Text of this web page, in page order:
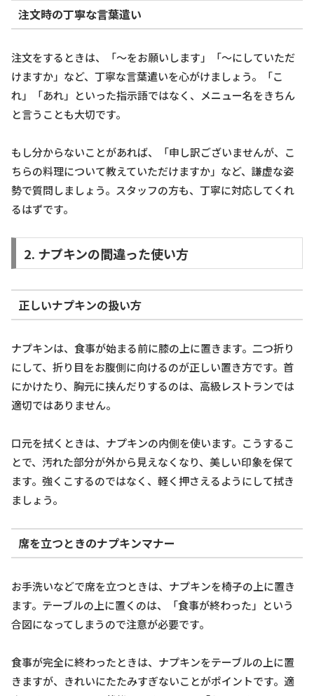
注文時の丁寧な言葉遣い
注文をするときは、「〜をお願いします」「〜にしていただ
けますか」など、丁寧な言葉遣いを心がけましょう。「こ
れ」「あれ」といった指示語ではなく、メニュー名をきちん
と言うことも大切です。
もし分からないことがあれば、「申し訳ございませんが、こ
ちらの料理について教えていただけますか」など、謙虚な姿
勢で質問しましょう。スタッフの方も、丁寧に対応してくれ
るはずです。
2. ナプキンの間違った使い方
正しいナプキンの扱い方
ナプキンは、食事が始まる前に膝の上に置きます。二つ折り
にして、折り目をお腹側に向けるのが正しい置き方です。首
にかけたり、胸元に挟んだりするのは、高級レストランでは
適切ではありません。
口元を拭くときは、ナプキンの内側を使います。こうするこ
とで、汚れた部分が外から見えなくなり、美しい印象を保て
ます。強くこするのではなく、軽く押さえるようにして拭き
ましょう。
席を立つときのナプキンマナー
お手洗いなどで席を立つときは、ナプキンを椅子の上に置き
ます。テーブルの上に置くのは、「食事が終わった」という
合図になってしまうので注意が必要です。
食事が完全に終わったときは、ナプキンをテーブルの上に置
きますが、きれいにたたみすぎないことがポイントです。適